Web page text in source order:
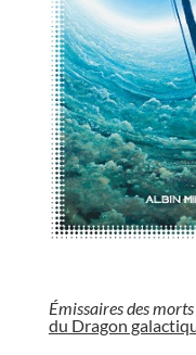
Émissaires des morts
du Dragon